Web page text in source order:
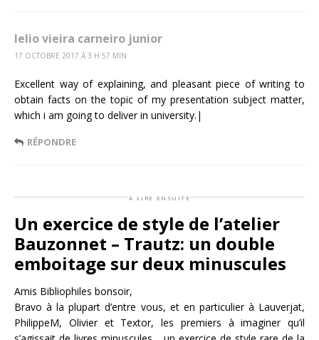
lelio vieira carneiro junior
17 OCTOBRE 2017 Á 3 H 57 MIN
Excellent way of explaining, and pleasant piece of writing to
obtain facts on the topic of my presentation subject matter,
which i am going to deliver in university.|
RÉPONDRE
à lire ensuite
Un exercice de style de l’atelier
Bauzonnet – Trautz: un double
emboitage sur deux minuscules
Amis Bibliophiles bonsoir,
Bravo à la plupart d’entre vous, et en particulier à Lauverjat,
PhilippeM, Olivier et Textor, les premiers à imaginer qu’il